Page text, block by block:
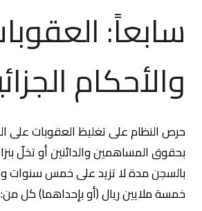
سابعاً:
والأحكام
حرص النظام على تغليظ العقوبات على
بحقوق المساهمين والدائنين أو تخلّ
بالسجن مدة لا تزيد على خمس سنوات
خمسة ملايين ريال (أو بإحداهما) كل من: